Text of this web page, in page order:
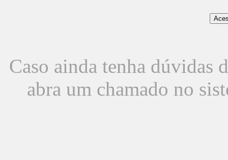
Caso ainda tenha dúvidas
abra um chamado no